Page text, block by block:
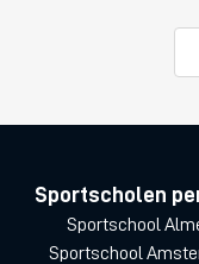
Sportscholen
Sportschool
Sportschool